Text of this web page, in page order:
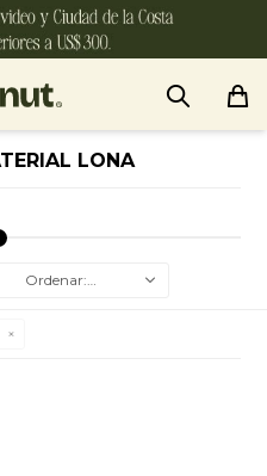
LONA
Recomendados